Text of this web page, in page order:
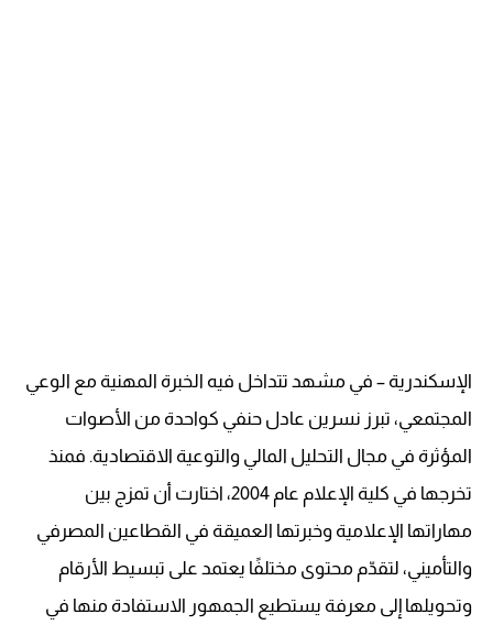
الإسكندرية – في مشهد تتداخل فيه الخبرة المهنية مع الوعي
المجتمعي، تبرز نسرين عادل حنفي كواحدة من الأصوات
المؤثرة في مجال التحليل المالي والتوعية الاقتصادية. فمنذ
تخرجها في كلية الإعلام عام 2004، اختارت أن تمزج بين
مهاراتها الإعلامية وخبرتها العميقة في القطاعين المصرفي
والتأميني، لتقدّم محتوى مختلفًا يعتمد على تبسيط الأرقام
وتحويلها إلى معرفة يستطيع الجمهور الاستفادة منها في